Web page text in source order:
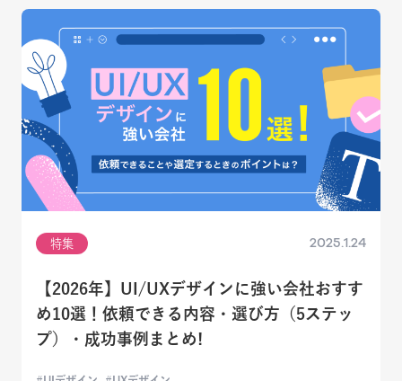
特集 2025.1.24
【2026年】UI/UXデザインに強い会社おすす
め10選！依頼できる内容・選び方（5ステッ
プ）・成功事例まとめ!